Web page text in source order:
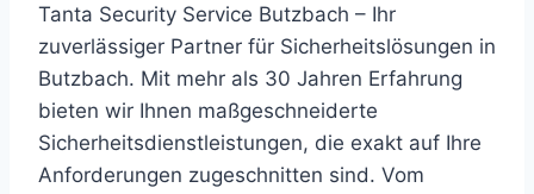
Tanta Security Service Butzbach – Ihr
zuverlässiger Partner für Sicherheitslösungen in
Butzbach. Mit mehr als 30 Jahren Erfahrung
bieten wir Ihnen maßgeschneiderte
Sicherheitsdienstleistungen, die exakt auf Ihre
Anforderungen zugeschnitten sind. Vom